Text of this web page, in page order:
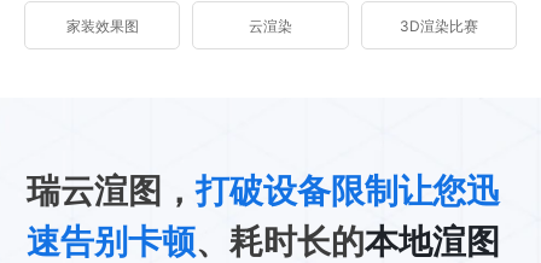
家装效果图 云渲染 3D渲染比赛
瑞云渲图，打破设备限制让您迅
速告别卡顿、耗时长的本地渲图